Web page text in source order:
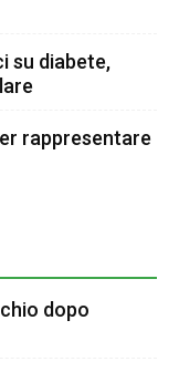
su diabete,
rappresentare
dopo